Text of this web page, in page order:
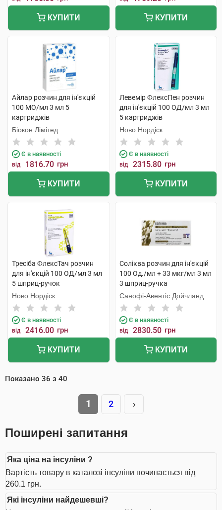
КУПИТИ КУПИТИ
Айлар розчин для ін'єкцій
100 МО/мл 3 мл 5
картриджів
Біокон Лімітед
Є в наявності
від 1816.70 грн
КУПИТИ
Левемір ФлексПен розчин
для ін'єкцій 100 ОД/мл 3 мл
5 картриджів
Ново Нордіск
Є в наявності
від 2315.80 грн
КУПИТИ
Тресіба ФлексТач розчин
для ін'єкцій 100 ОД/мл 3 мл
5 шприц-ручок
Ново Нордіск
Є в наявності
від 2416.00 грн
КУПИТИ
Соліква розчин для ін'єкцій
100 Од./мл + 33 мкг/мл 3 мл
3 шприц-ручка
Санофі-Авентіс Дойчланд
Є в наявності
від 2830.50 грн
КУПИТИ
Показано 36 з 40
1 2 ›
Поширені запитання
Яка ціна на інсуліни ?
Вартість товару в каталозі інсуліни починається від
260.1 грн.
Які інсуліни найдешевші?